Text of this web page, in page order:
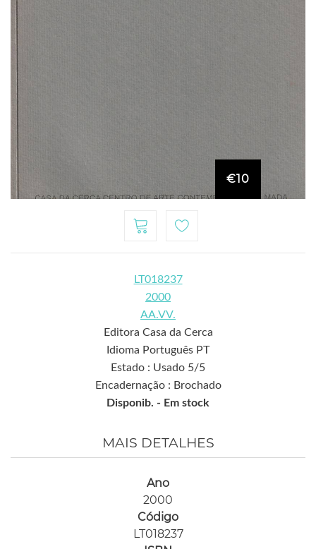
€10
LT018237
2000
AA.VV.
Editora Casa da Cerca
Idioma Português PT
Estado : Usado 5/5
Encadernação : Brochado
Disponib. - Em stock
MAIS DETALHES
Ano
2000
Código
LT018237